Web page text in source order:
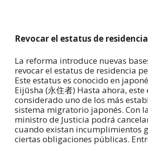
Revocar el estatus de
La reforma introduce nuevas
revocar el estatus de residencia
Este estatus es conocido en
Eijūsha (永住者) Hasta ahora, este
considerado uno de los más
sistema migratorio japonés. Con
ministro de Justicia podrá
cuando existan incumplimientos
ciertas obligaciones públicas.